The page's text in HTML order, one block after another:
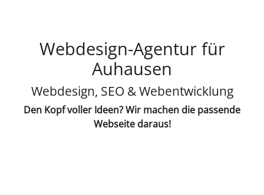
Webdesign-Agentur für
Auhausen
Webdesign, SEO & Webentwicklung
Den Kopf voller Ideen? Wir machen die passende
Webseite daraus!